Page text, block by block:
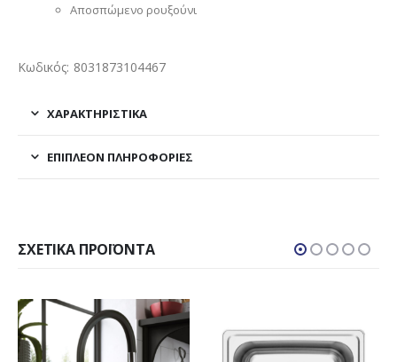
Αποσπώμενο ρουξούνι
Κωδικός: 8031873104467
ΧΑΡΑΚΤΗΡΙΣΤΙΚΑ
ΕΠΙΠΛΈΟΝ ΠΛΗΡΟΦΟΡΊΕΣ
ΣΧΕΤΙΚΆ ΠΡΟΪΌΝΤΑ